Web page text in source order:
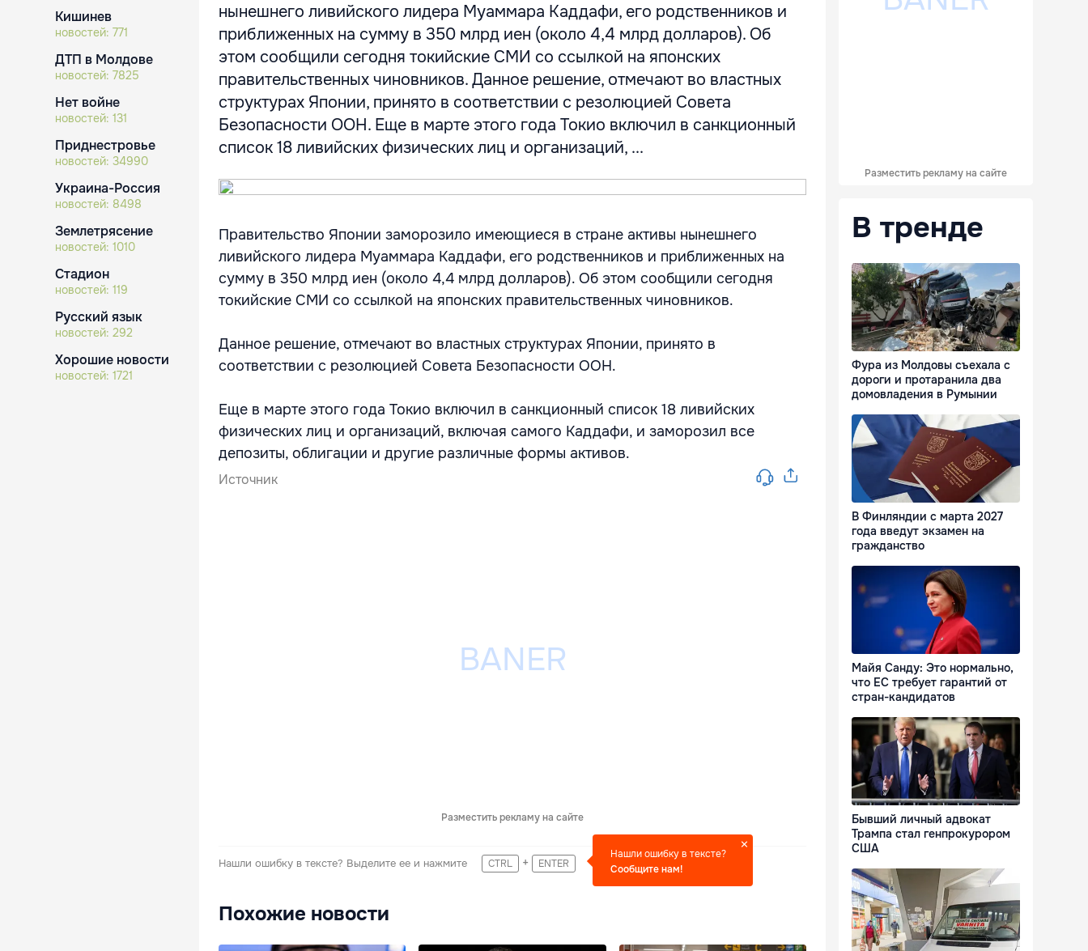
Кишинев
новостей: 771
ДТП в Молдове
новостей: 7825
Нет войне
новостей: 131
Приднестровье
новостей: 34990
Украина-Россия
новостей: 8498
Землетрясение
новостей: 1010
Стадион
новостей: 119
Русский язык
новостей: 292
Хорошие новости
новостей: 1721
нынешнего ливийского лидера Муаммара Каддафи, его родственников и
приближенных на сумму в 350 млрд иен (около 4,4 млрд долларов). Об
этом сообщили сегодня токийские СМИ со ссылкой на японских
правительственных чиновников. Данное решение, отмечают во властных
структурах Японии, принято в соответствии с резолюцией Совета
Безопасности ООН. Еще в марте этого года Токио включил в санкционный
список 18 ливийских физических лиц и организаций, ...
Правительство Японии заморозило имеющиеся в стране активы нынешнего
ливийского лидера Муаммара Каддафи, его родственников и приближенных на
сумму в 350 млрд иен (около 4,4 млрд долларов). Об этом сообщили сегодня
токийские СМИ со ссылкой на японских правительственных чиновников.
Данное решение, отмечают во властных структурах Японии, принято в
соответствии с резолюцией Совета Безопасности ООН.
Еще в марте этого года Токио включил в санкционный список 18 ливийских
физических лиц и организаций, включая самого Каддафи, и заморозил все
депозиты, облигации и другие различные формы активов.
Источник
Разместить рекламу на сайте
Нашли ошибку в тексте? Выделите ее и нажмите CTRL + ENTER
Нашли ошибку в тексте?
Сообщите нам!
Похожие новости
Разместить рекламу на сайте
В тренде
Фура из Молдовы съехала с
дороги и протаранила два
домовладения в Румынии
В Финляндии с марта 2027
года введут экзамен на
гражданство
Майя Санду: Это нормально,
что ЕС требует гарантий от
стран-кандидатов
Бывший личный адвокат
Трампа стал генпрокурором
США